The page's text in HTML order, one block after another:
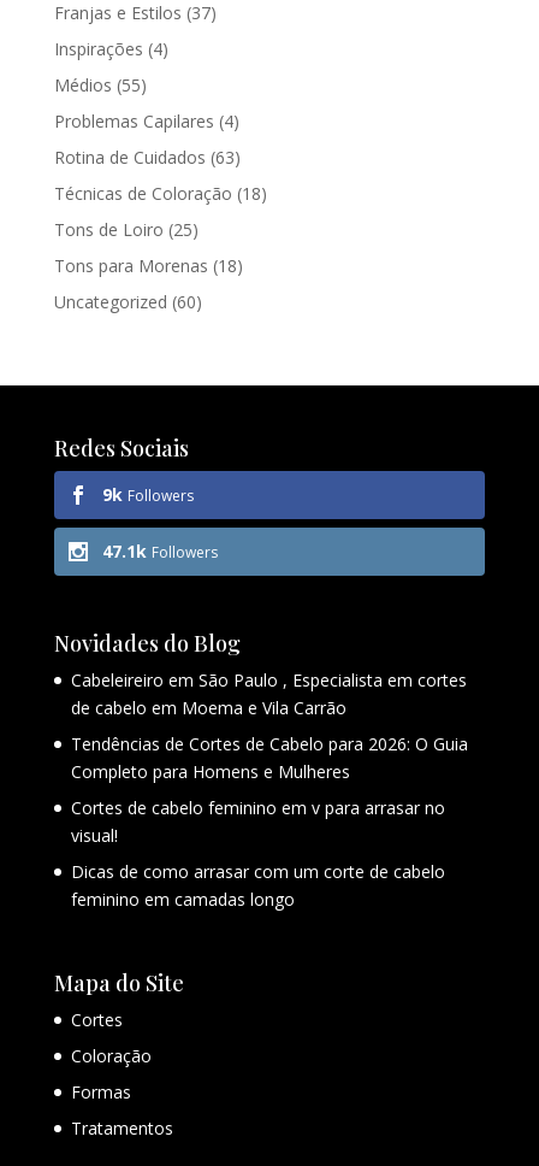
Franjas e Estilos (37)
Inspirações (4)
Médios (55)
Problemas Capilares (4)
Rotina de Cuidados (63)
Técnicas de Coloração (18)
Tons de Loiro (25)
Tons para Morenas (18)
Uncategorized (60)
Redes Sociais
9k Followers
47.1k Followers
Novidades do Blog
Cabeleireiro em São Paulo , Especialista em cortes
de cabelo em Moema e Vila Carrão
Tendências de Cortes de Cabelo para 2026: O Guia
Completo para Homens e Mulheres
Cortes de cabelo feminino em v para arrasar no
visual!
Dicas de como arrasar com um corte de cabelo
feminino em camadas longo
Mapa do Site
Cortes
Coloração
Formas
Tratamentos